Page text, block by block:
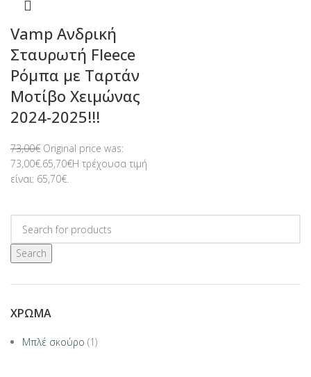
Search
ΧΡΏΜΑ
Μπλέ σκούρο (1)
Vamp Ανδρική
Σταυρωτή Fleece
Ρόμπα με Ταρτάν
Μοτίβο Χειμώνας
2024-2025!!!
73,00€ Original price was:
73,00€.65,70€Η τρέχουσα τιμή
είναι: 65,70€.